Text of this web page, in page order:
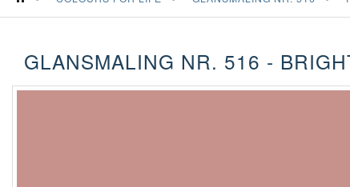
GLANSMALING NR. 516 -